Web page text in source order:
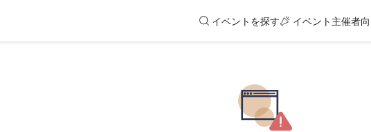
イベントを探す イベント主催者